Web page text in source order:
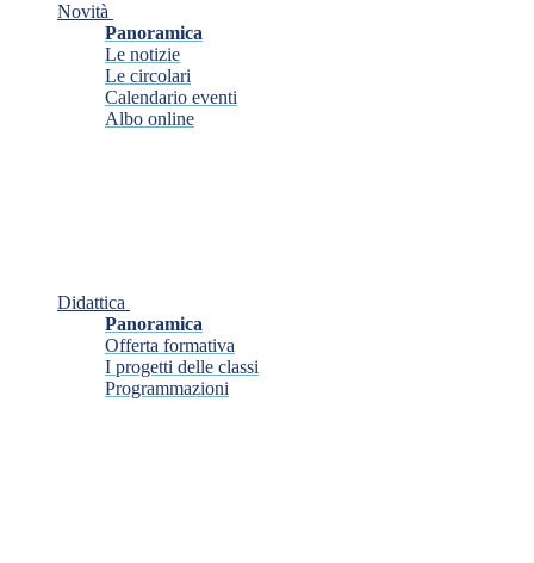
Novità
Panoramica
Le notizie
Le circolari
Calendario eventi
Albo online
Didattica
Panoramica
Offerta formativa
I progetti delle classi
Programmazioni